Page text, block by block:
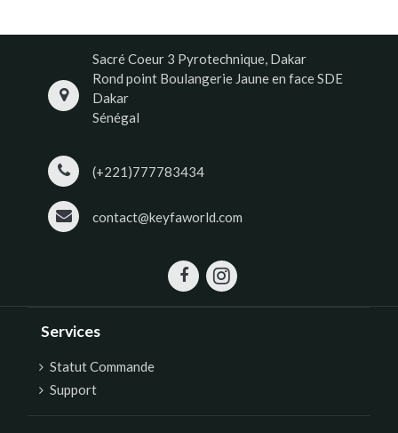
Sacré Coeur 3 Pyrotechnique, Dakar
Rond point Boulangerie Jaune en face SDE
Dakar
Sénégal
(+221)777783434
contact@keyfaworld.com
Services
Statut Commande
Support